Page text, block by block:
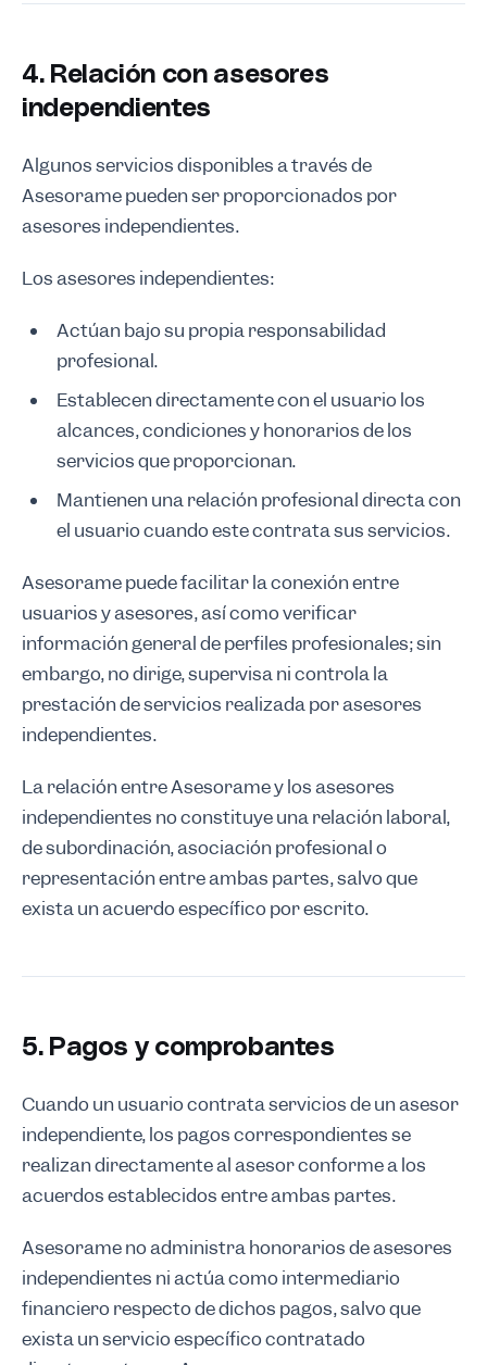
4. Relación con asesores
independientes
Algunos servicios disponibles a través de
Asesorame pueden ser proporcionados por
asesores independientes.
Los asesores independientes:
Actúan bajo su propia responsabilidad
profesional.
Establecen directamente con el usuario los
alcances, condiciones y honorarios de los
servicios que proporcionan.
Mantienen una relación profesional directa con
el usuario cuando este contrata sus servicios.
Asesorame puede facilitar la conexión entre
usuarios y asesores, así como verificar
información general de perfiles profesionales; sin
embargo, no dirige, supervisa ni controla la
prestación de servicios realizada por asesores
independientes.
La relación entre Asesorame y los asesores
independientes no constituye una relación laboral,
de subordinación, asociación profesional o
representación entre ambas partes, salvo que
exista un acuerdo específico por escrito.
5. Pagos y comprobantes
Cuando un usuario contrata servicios de un asesor
independiente, los pagos correspondientes se
realizan directamente al asesor conforme a los
acuerdos establecidos entre ambas partes.
Asesorame no administra honorarios de asesores
independientes ni actúa como intermediario
financiero respecto de dichos pagos, salvo que
exista un servicio específico contratado